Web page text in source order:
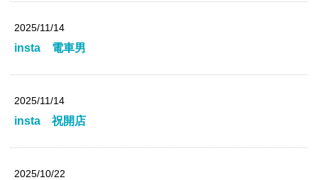
2025/11/14
insta 電車男
2025/11/14
insta 祝開店
2025/10/22